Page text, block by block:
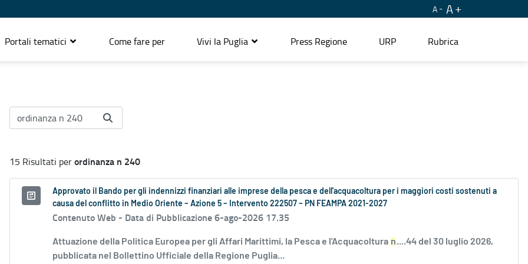
A A
Portali tematici Come fare per Vivi la Puglia Press Regione URP Rubrica
15 Risultati perordinanza n 240
Approvato il Bando per gli indennizzi finanziari alle imprese della pesca e dell'acquacoltura per i maggiori costi sostenuti a
causa del conflitto in Medio Oriente – Azione 5 – Intervento 222507 – PN FEAMPA 2021-2027
Contenuto Web - Data di Pubblicazione 6-ago-2026 17.35
Attuazione della Politica Europea per gli Affari Marittimi, la Pesca e l'Acquacoltura n....44 del 30 luglio 2026,
pubblicata nel Bollettino Ufficiale della Regione Puglia...